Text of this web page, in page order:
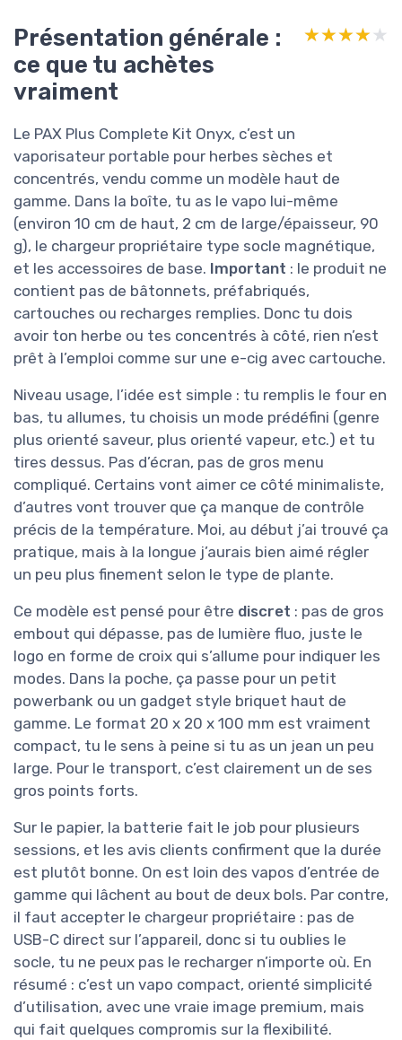
Présentation générale :
ce que tu achètes
vraiment
★★★★★
★★★★★
Le PAX Plus Complete Kit Onyx, c’est un
vaporisateur portable pour herbes sèches et
concentrés, vendu comme un modèle haut de
gamme. Dans la boîte, tu as le vapo lui-même
(environ 10 cm de haut, 2 cm de large/épaisseur, 90
g), le chargeur propriétaire type socle magnétique,
et les accessoires de base. Important : le produit ne
contient pas de bâtonnets, préfabriqués,
cartouches ou recharges remplies. Donc tu dois
avoir ton herbe ou tes concentrés à côté, rien n’est
prêt à l’emploi comme sur une e-cig avec cartouche.
Niveau usage, l’idée est simple : tu remplis le four en
bas, tu allumes, tu choisis un mode prédéfini (genre
plus orienté saveur, plus orienté vapeur, etc.) et tu
tires dessus. Pas d’écran, pas de gros menu
compliqué. Certains vont aimer ce côté minimaliste,
d’autres vont trouver que ça manque de contrôle
précis de la température. Moi, au début j’ai trouvé ça
pratique, mais à la longue j’aurais bien aimé régler
un peu plus finement selon le type de plante.
Ce modèle est pensé pour être discret : pas de gros
embout qui dépasse, pas de lumière fluo, juste le
logo en forme de croix qui s’allume pour indiquer les
modes. Dans la poche, ça passe pour un petit
powerbank ou un gadget style briquet haut de
gamme. Le format 20 x 20 x 100 mm est vraiment
compact, tu le sens à peine si tu as un jean un peu
large. Pour le transport, c’est clairement un de ses
gros points forts.
Sur le papier, la batterie fait le job pour plusieurs
sessions, et les avis clients confirment que la durée
est plutôt bonne. On est loin des vapos d’entrée de
gamme qui lâchent au bout de deux bols. Par contre,
il faut accepter le chargeur propriétaire : pas de
USB-C direct sur l’appareil, donc si tu oublies le
socle, tu ne peux pas le recharger n’importe où. En
résumé : c’est un vapo compact, orienté simplicité
d’utilisation, avec une vraie image premium, mais
qui fait quelques compromis sur la flexibilité.